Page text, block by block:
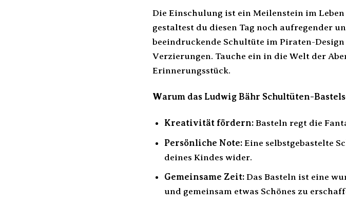
Die Einschulung ist ein Meilenstein im
gestaltest du diesen Tag noch aufregender
beeindruckende Schultüte im Piraten-
Verzierungen. Tauche ein in die Welt der
Erinnerungsstück.
Warum das Ludwig Bähr Schultüten-
Kreativität fördern:Basteln regt die
Persönliche Note:Eine selbstgebastelte
deines Kindes wider.
Gemeinsame Zeit:Das Basteln ist eine
und gemeinsam etwas Schönes zu